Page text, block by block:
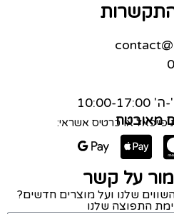
מאובטח
פייפאל או כרטיס אשראי:
על קשר
שלנו ועל מוצרים חדשים?
התפוצה שלנו